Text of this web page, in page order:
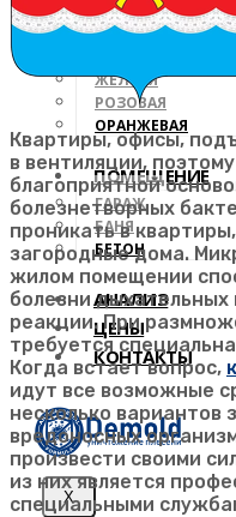
ЧЕРНАЯ
БЕЛАЯ
ЖЕЛТАЯ
РОЗОВАЯ
ОРАНЖЕВАЯ
ПОМЕЩЕНИЕ
ГАРАЖ
БАНЯ
БЕТОН
АНАЛИЗ
ЦЕНЫ
КОНТАКТЫ
X
Квартиры, офисы,
в вентиляции,
благоприятной
болезнетворных
проникать в
загородные дома.
жилом помещении
болезни дыхательных
реакции. При
требуется
Когда встает вопрос,
идут все возможные
несколько вариантов
вредоносных
произвести своими
из них является
специальными